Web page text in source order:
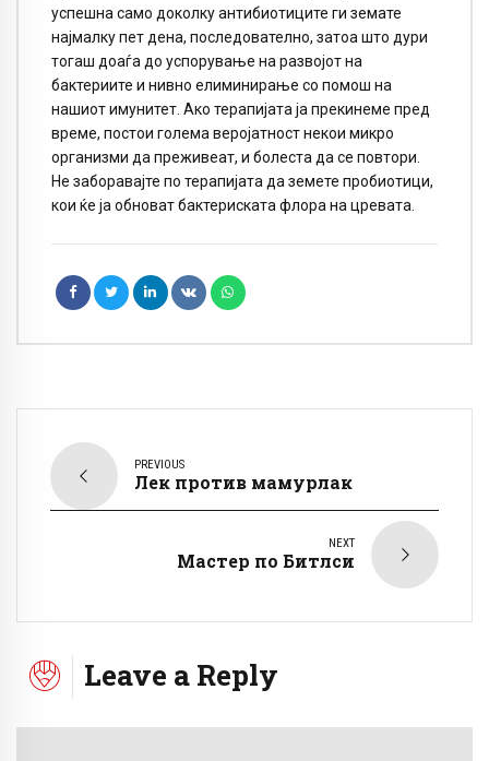
успешна само доколку антибиотиците ги земате
најмалку пет дена, последователно, затоа што дури
тогаш доаѓа до успорување на развојот на
бактериите и нивно елиминирање со помош на
нашиот имунитет. Ако терапијата ја прекинеме пред
време, постои голема веројатност некои микро
организми да преживеат, и болеста да се повтори.
Не заборавајте по терапијата да земете пробиотици,
кои ќе ја обноват бактериската флора на цревата.
PREVIOUS
Лек против мамурлак
NEXT
Мастер по Битлси
Leave a Reply